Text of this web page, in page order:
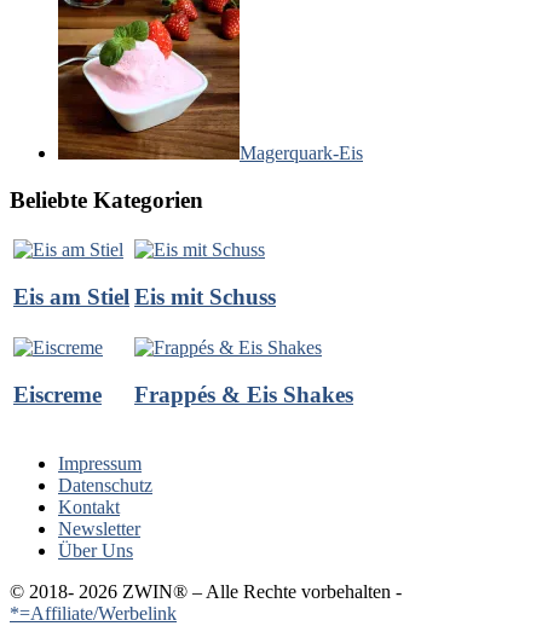
Magerquark-Eis
Beliebte Kategorien
Eis am Stiel Eis mit Schuss
Eiscreme Frappés & Eis Shakes
Impressum
Datenschutz
Kontakt
Newsletter
Über Uns
© 2018- 2026 ZWIN®️ – Alle Rechte vorbehalten -
*=Affiliate/Werbelink